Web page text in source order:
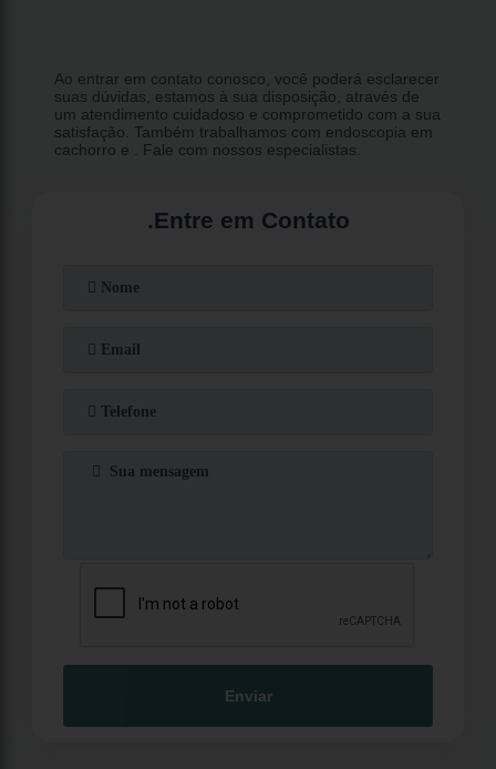
Ao entrar em contato conosco, você poderá esclarecer
suas dúvidas, estamos à sua disposição, através de
um atendimento cuidadoso e comprometido com a sua
satisfação. Também trabalhamos com endoscopia em
cachorro e . Fale com nossos especialistas.
.Entre em Contato
Enviar